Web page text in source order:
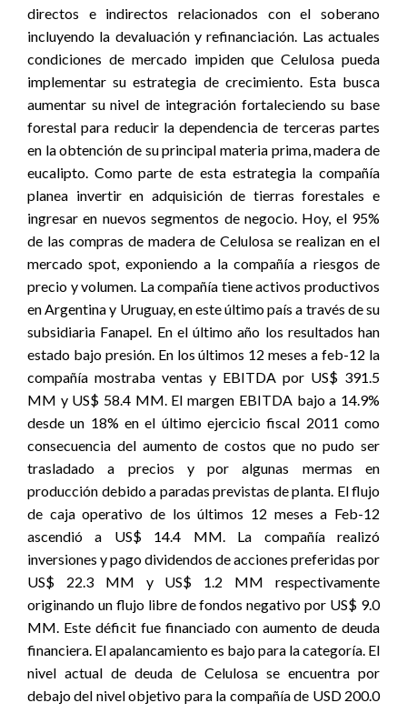
directos e indirectos relacionados con el soberano
incluyendo la devaluación y refinanciación. Las actuales
condiciones de mercado impiden que Celulosa pueda
implementar su estrategia de crecimiento. Esta busca
aumentar su nivel de integración fortaleciendo su base
forestal para reducir la dependencia de terceras partes
en la obtención de su principal materia prima, madera de
eucalipto. Como parte de esta estrategia la compañía
planea invertir en adquisición de tierras forestales e
ingresar en nuevos segmentos de negocio. Hoy, el 95%
de las compras de madera de Celulosa se realizan en el
mercado spot, exponiendo a la compañía a riesgos de
precio y volumen. La compañía tiene activos productivos
en Argentina y Uruguay, en este último país a través de su
subsidiaria Fanapel. En el último año los resultados han
estado bajo presión. En los últimos 12 meses a feb-12 la
compañía mostraba ventas y EBITDA por US$ 391.5
MM y US$ 58.4 MM. El margen EBITDA bajo a 14.9%
desde un 18% en el último ejercicio fiscal 2011 como
consecuencia del aumento de costos que no pudo ser
trasladado a precios y por algunas mermas en
producción debido a paradas previstas de planta. El flujo
de caja operativo de los últimos 12 meses a Feb-12
ascendió a US$ 14.4 MM. La compañía realizó
inversiones y pago dividendos de acciones preferidas por
US$ 22.3 MM y US$ 1.2 MM respectivamente
originando un flujo libre de fondos negativo por US$ 9.0
MM. Este déficit fue financiado con aumento de deuda
financiera. El apalancamiento es bajo para la categoría. El
nivel actual de deuda de Celulosa se encuentra por
debajo del nivel objetivo para la compañía de USD 200.0